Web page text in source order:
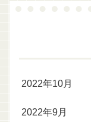
2022年10月
2022年9月